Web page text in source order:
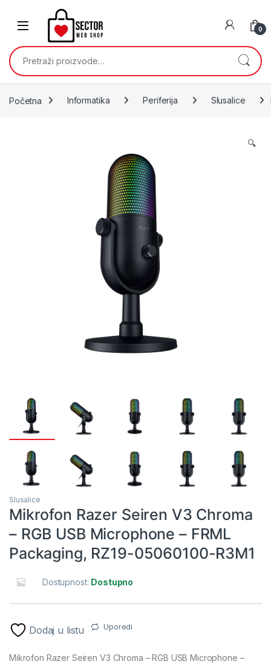
Skip to navigation
0
Pretraži:
Početna Informatika Periferija Slusalice
🔍
Slusalice
Mikrofon Razer Seiren V3 Chroma
– RGB USB Microphone – FRML
Packaging, RZ19-05060100-R3M1
Dostupnost: Dostupno
Dodaj u listu Uporedi
Mikrofon Razer Seiren V3 Chroma – RGB USB Microphone –